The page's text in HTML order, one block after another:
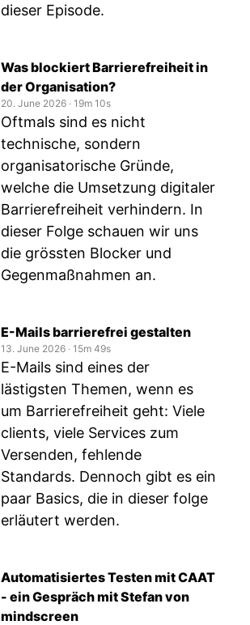
dieser Episode.
Was blockiert Barrierefreiheit in
der Organisation?
20. June 2026 ‧ 19m 10s
Oftmals sind es nicht
technische, sondern
organisatorische Gründe,
welche die Umsetzung digitaler
Barrierefreiheit verhindern. In
dieser Folge schauen wir uns
die grössten Blocker und
Gegenmaßnahmen an.
E-Mails barrierefrei gestalten
13. June 2026 ‧ 15m 49s
E-Mails sind eines der
lästigsten Themen, wenn es
um Barrierefreiheit geht: Viele
clients, viele Services zum
Versenden, fehlende
Standards. Dennoch gibt es ein
paar Basics, die in dieser folge
erläutert werden.
Automatisiertes Testen mit CAAT
- ein Gespräch mit Stefan von
mindscreen